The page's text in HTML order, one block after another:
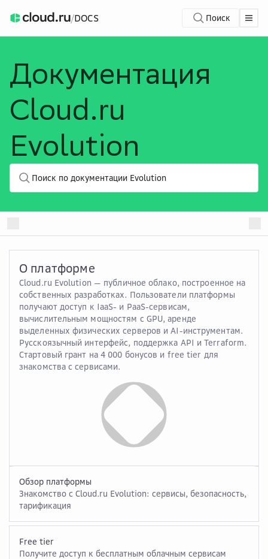
/DOCS Поиск
Документация
Cloud.ru
Evolution
Поиск по документации Evolution
О платформе
Cloud.ru Evolution — публичное облако, построенное на
собственных разработках. Пользователи платформы
получают доступ к IaaS- и PaaS-сервисам,
вычислительным мощностям с GPU, аренде
выделенных физических серверов и AI-инструментам.
Русскоязычный интерфейс, поддержка API и Terraform.
Стартовый грант на 4 000 бонусов и free tier для
знакомства с сервисами.
Обзор платформы
Знакомство с Cloud.ru Evolution: сервисы, безопасность,
тарификация
Free tier
Получите доступ к бесплатным облачным сервисам